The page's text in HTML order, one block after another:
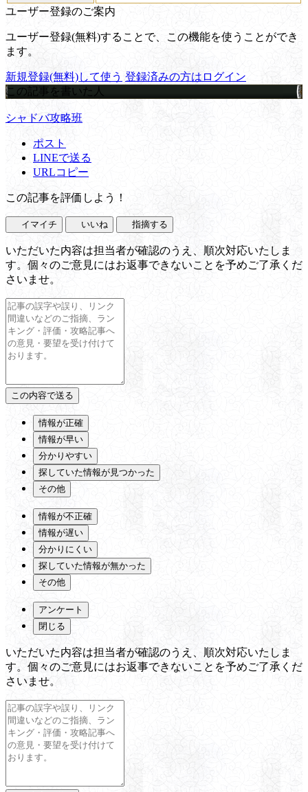
ユーザー登録のご案内
ユーザー登録(無料)することで、この機能を使うことができ
ます。
新規登録(無料)して使う 登録済みの方はログイン
この記事を書いた人
シャドバ攻略班
ポスト
LINEで送る
URLコピー
この記事を評価しよう！
イマイチ いいね 指摘する
いただいた内容は担当者が確認のうえ、順次対応いたしま
す。個々のご意見にはお返事できないことを予めご了承くだ
さいませ。
情報が正確
情報が早い
分かりやすい
探していた情報が見つかった
その他
情報が不正確
情報が遅い
分かりにくい
探していた情報が無かった
その他
アンケート
閉じる
いただいた内容は担当者が確認のうえ、順次対応いたしま
す。個々のご意見にはお返事できないことを予めご了承くだ
さいませ。